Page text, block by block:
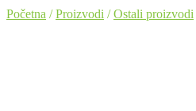
Početna /Proizvodi /Ostali proizvodi